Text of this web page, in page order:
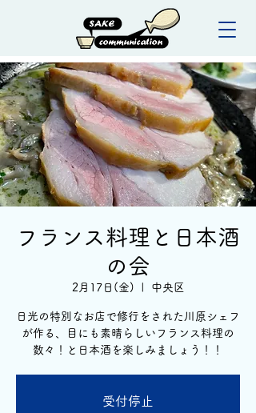
フランス料理と日本酒
の会
2月17日(金) 中央区
日光の特別なお店で修行をされた川原シェフ
が作る、目にも素晴らしいフランス料理の
数々！と日本酒を楽しみましょう！！
受付停止